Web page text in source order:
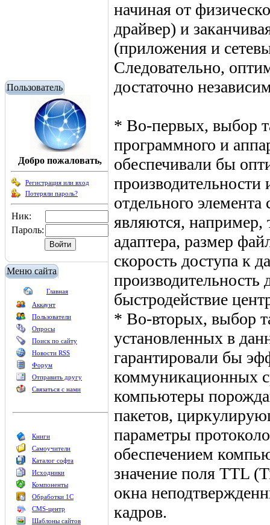
Пользователь
Добро пожаловать,
Регистрация или вход
Потеряли пароль?
Ник:
Пароль:
Меню сайта
Главная
Аккаунт
Пользователи
Опросы
Поиск по сайту
Новости RSS
Форум
Отправить другу
Связаться с нами
Книги
Самоучители
Каталог софта
Исходники
Компоненты
Обработки 1С
CMS-центр
Шаблоны сайтов
начиная от
драйвер) и
(приложения и
Следовательно,
достаточно
* Во-первых, выбор
программного и
обеспечивали бы
производительности
отдельного
являются, например,
адаптера, размер
скорость доступа к
производительность
быстродействие
* Во-вторых, выбор
установленных в
гарантировали бы
коммуникационных
компьютеры
пакетов,
параметры
обеспечением
значение поля TTL
окна
кадров.